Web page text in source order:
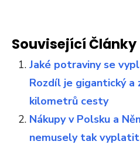
Související Články
Jaké potraviny se
Rozdíl je gigantický
kilometrů cesty
Nákupy v Polsku a
nemusely tak